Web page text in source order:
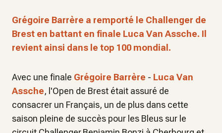
Grégoire Barrère a remporté le Challenger de
Brest en battant en finale Luca Van Assche. Il
revient ainsi dans le top 100 mondial.
Avec une finale Grégoire Barrère - Luca Van
Assche, l'Open de Brest était assuré de
consacrer un Français, un de plus dans cette
saison pleine de succès pour les Bleus sur le